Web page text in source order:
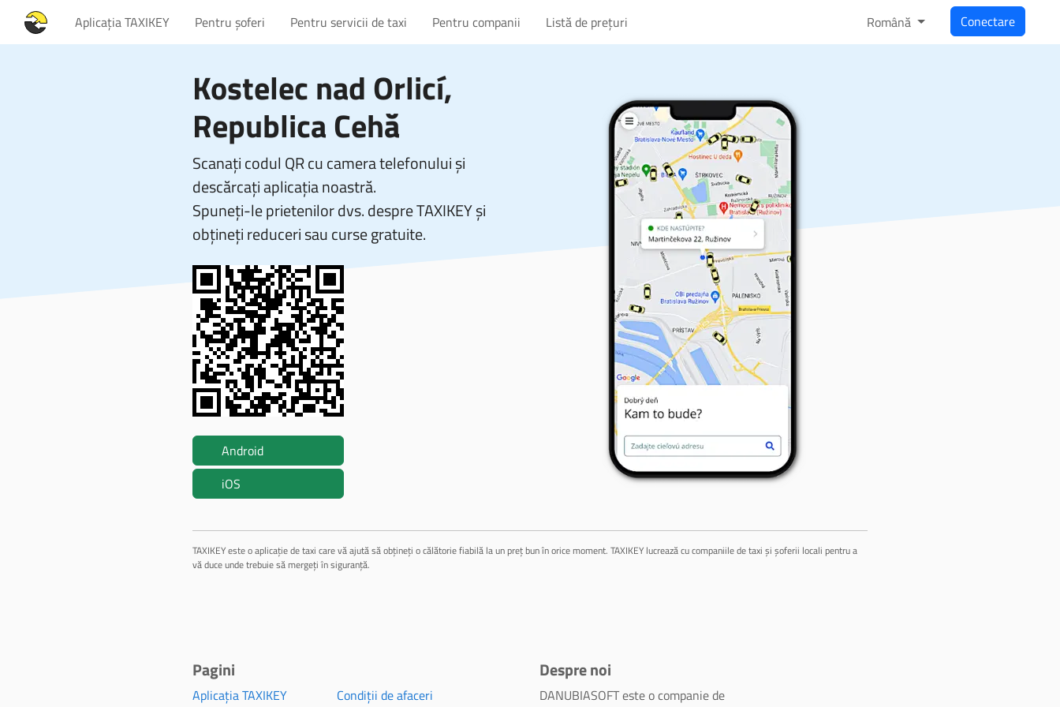
Aplicația TAXIKEY Pentru șoferi Pentru servicii de taxi Pentru companii Listă de prețuri Română Conectare
Kostelec nad Orlicí,
Republica Cehă
Scanați codul QR cu camera telefonului și
descărcați aplicația noastră.
Spuneți-le prietenilor dvs. despre TAXIKEY și
obțineți reduceri sau curse gratuite.
Android
iOS
TAXIKEY este o aplicație de taxi care vă ajută să obțineți o călătorie fiabilă la un preț bun în orice moment. TAXIKEY lucrează cu companiile de taxi și șoferii locali pentru a
vă duce unde trebuie să mergeți în siguranță.
Pagini
Aplicația TAXIKEY
Condiții de afaceri
Despre noi
DANUBIASOFT este o companie de